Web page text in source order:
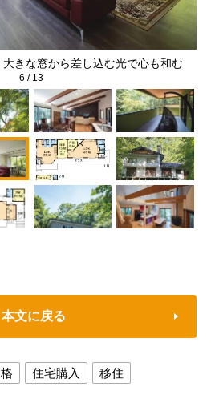
きな窓から差し込む光で心も和む
6 / 13
本文に戻る
住宅購入 移住